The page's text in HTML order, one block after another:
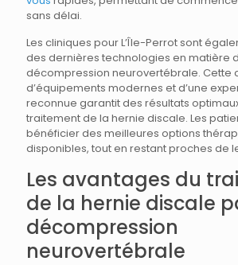
sans délai.
Les cliniques pour L’Île-Perrot sont
des dernières technologies en matière
décompression neurovertébrale. Cette
d’équipements modernes et d’une
reconnue garantit des résultats
traitement de la hernie discale. Les
bénéficier des meilleures options
disponibles, tout en restant proches de
Les avantages du
de la hernie discale
décompression
neurovertébrale